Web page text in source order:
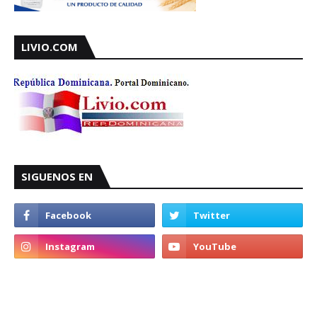
LIVIO.COM
SIGUENOS EN